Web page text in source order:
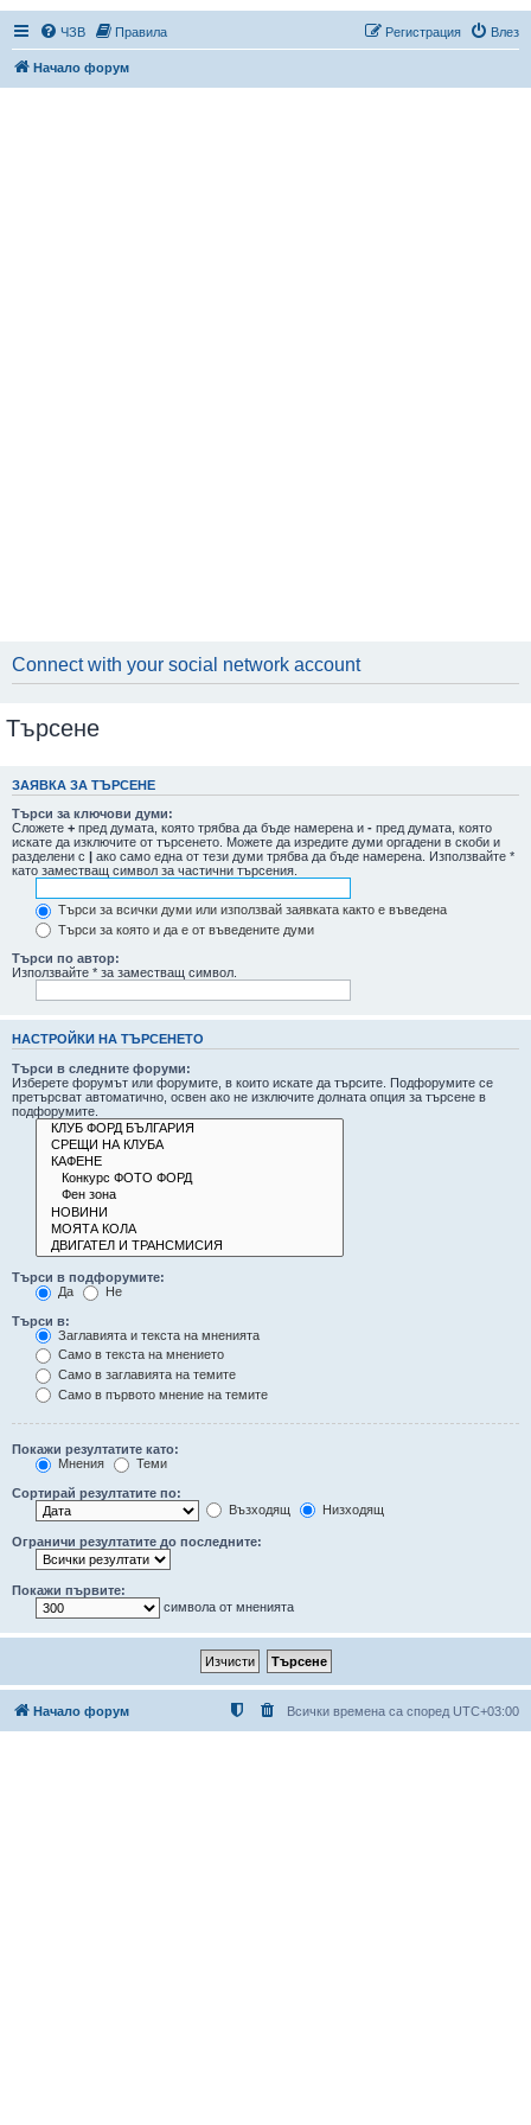
ЧЗВ Правила Влез
Регистрация
Начало форум
Connect with your social network account
Търсене
ЗАЯВКА ЗА ТЪРСЕНЕ
Търси за ключови думи:
Сложете + пред думата, която трябва да бъде намерена и - пред думата, която
искате да изключите от търсенето. Можете да изредите думи оргадени в скоби и
разделени с | ако само една от тези думи трябва да бъде намерена. Използвайте *
като заместващ символ за частични търсения.
Търси за всички думи или използвай заявката както е въведена
Търси за която и да е от въведените думи
Търси по автор:
Използвайте * за заместващ символ.
НАСТРОЙКИ НА ТЪРСЕНЕТО
Търси в следните форуми:
Изберете форумът или форумите, в които искате да търсите. Подфорумите се
претърсват автоматично, освен ако не изключите долната опция за търсене в
подфорумите.
Търси в подфорумите:
Да
Не
Търси в:
Заглавията и текста на мненията
Само в текста на мнението
Само в заглавията на темите
Само в първото мнение на темите
Покажи резултатите като:
Мнения
Теми
Сортирай резултатите по:
Възходящ
Низходящ
Ограничи резултатите до последните:
Покажи първите:
символа от мненията
Начало форум Всички времена са според UTC+03:00